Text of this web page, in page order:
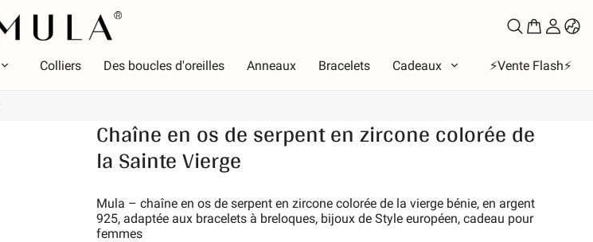
Colliers Des boucles d'oreilles Anneaux Bracelets Cadeaux ⚡️Vente Flash⚡️
Thème
Lumineux
Symboles de l'amour
Chaîne en os de serpent en zircone colorée de
la Sainte Vierge
Mula – chaîne en os de serpent en zircone colorée de la vierge bénie, en argent
925, adaptée aux bracelets à breloques, bijoux de Style européen, cadeau pour
femmes